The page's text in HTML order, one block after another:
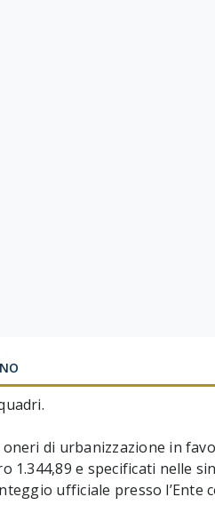
di urbanizzazione in
1.344,89 e specificati nelle
ufficiale presso l’Ente